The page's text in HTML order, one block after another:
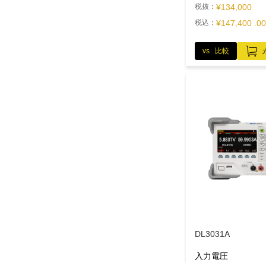
税抜： ¥134,000
税込： ¥147,400 .00
vs 比較
DL3031A
入力電圧